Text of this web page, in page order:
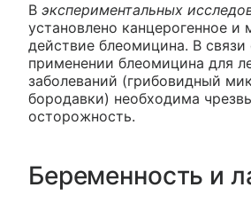
В экспериментальных
установлено канцерогенное и
действие блеомицина. В
применении блеомицина для
заболеваний (грибовидный
бородавки) необходима
осторожность.
Беременность и